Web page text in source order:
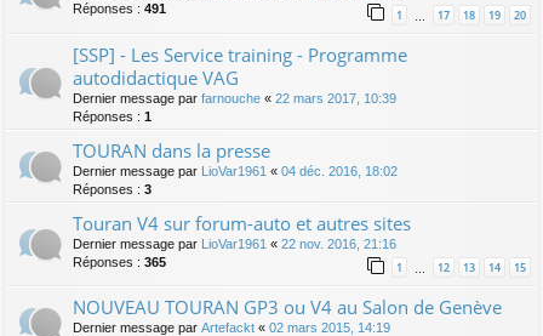
Réponses : 491 1 17 18 19 20
[SSP] - Les Service training - Programme
autodidactique VAG
Dernier message par farnouche « 22 mars 2017, 10:39
Réponses : 1
TOURAN dans la presse
Dernier message par LioVar1961 « 04 déc. 2016, 18:02
Réponses : 3
Touran V4 sur forum-auto et autres sites
Dernier message par LioVar1961 « 22 nov. 2016, 21:16
Réponses : 365 1 12 13 14 15
NOUVEAU TOURAN GP3 ou V4 au Salon de Genève
Dernier message par Artefackt « 02 mars 2015, 14:19